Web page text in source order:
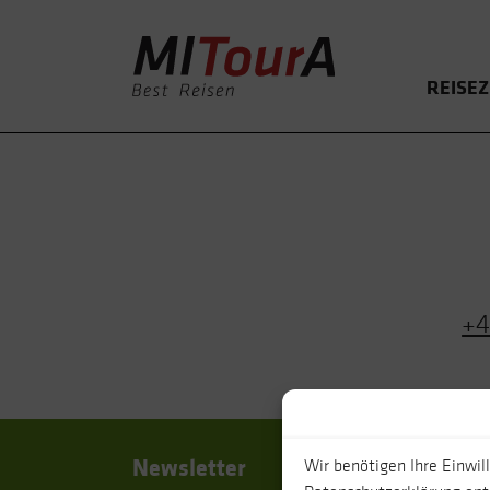
Wir benötigen Ihre
Newsletter